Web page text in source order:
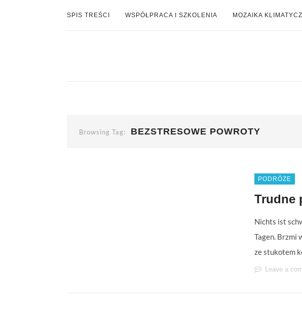
SPIS TREŚCI WSPÓŁPRACA I SZKOLENIA MOZAIKA
Browsing Tag: BEZSTRESOWE POWROTY
PODRÓŻE
Trudne
Nichts ist
Tagen. Brzmi
ze stukotem
Leave a